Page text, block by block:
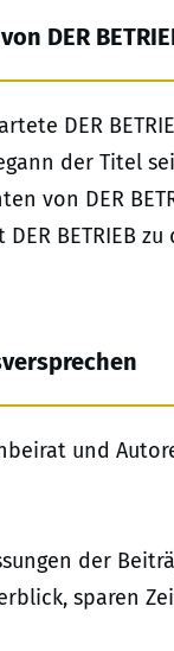
DER
DER
der Titel
von DER
DER BETRIEB
und
der
sparen